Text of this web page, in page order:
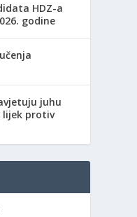
HDZ-a
godine
juhu
lijek protiv